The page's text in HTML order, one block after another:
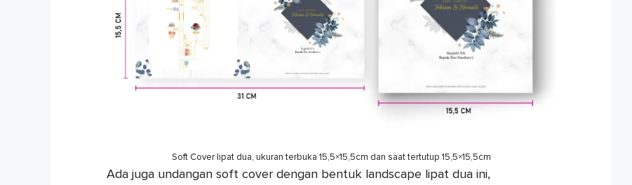
Soft Cover lipat dua, ukuran terbuka 15,5×15,5cm dan saat tertutup 15,5×15,5cm
Ada juga undangan soft cover dengan bentuk landscape lipat dua ini,